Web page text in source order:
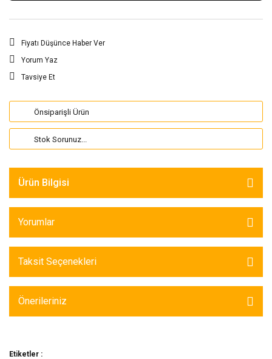
Fiyatı Düşünce Haber Ver
Yorum Yaz
Tavsiye Et
Önsiparişli Ürün
Stok Sorunuz...
Ürün Bilgisi
Yorumlar
Taksit Seçenekleri
Önerileriniz
Etiketler :